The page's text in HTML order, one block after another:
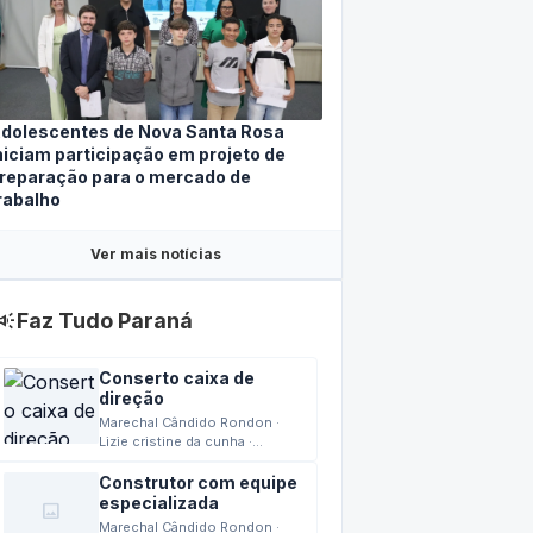
de Nova Santa Rosa
participação em projeto de
para o mercado de
Ver mais notícias
Faz Tudo Paraná
Conserto caixa de
direção
Marechal Cândido Rondon ·
Lizie cristine da cunha ·
image
Construtor com equipe
especializada
Marechal Cândido Rondon ·